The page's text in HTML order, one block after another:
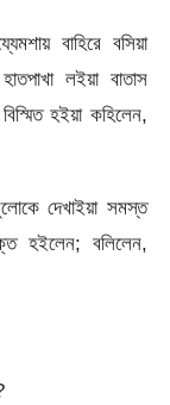
বাহিরে বসিয়া
লইয়া বাতাস
হইয়া কহিলেন,
দেখাইয়া সমস্ত
হইলেন; বলিলেন,